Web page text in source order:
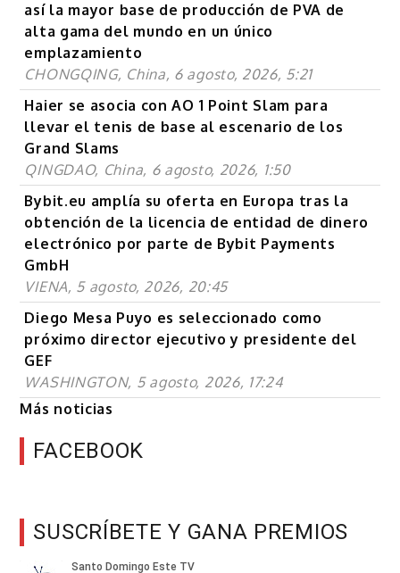
así la mayor base de producción de PVA de
alta gama del mundo en un único
emplazamiento
CHONGQING, China, 6 agosto, 2026, 5:21
Haier se asocia con AO 1 Point Slam para
llevar el tenis de base al escenario de los
Grand Slams
QINGDAO, China, 6 agosto, 2026, 1:50
Bybit.eu amplía su oferta en Europa tras la
obtención de la licencia de entidad de dinero
electrónico por parte de Bybit Payments
GmbH
VIENA, 5 agosto, 2026, 20:45
Diego Mesa Puyo es seleccionado como
próximo director ejecutivo y presidente del
GEF
WASHINGTON, 5 agosto, 2026, 17:24
Más noticias
FACEBOOK
SUSCRÍBETE Y GANA PREMIOS